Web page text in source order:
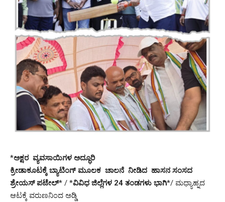
*ಅಕ್ಷರ ವ್ಯವಸಾಯಿಗಳ ಅದ್ಧೂರಿ
ಕ್ರೀಡಾಕೂಟಕ್ಕೆ ಬ್ಯಾಟಿಂಗ್ ಮೂಲಕ ಚಾಲನೆ ನೀಡಿದ ಹಾಸನ ಸಂಸದ
ಶ್ರೇಯಸ್ ಪಟೇಲ್* / *ವಿವಿಧ ಜಿಲ್ಲೆಗಳ 24 ತಂಡಗಳು ಭಾಗಿ*/ ಮಧ್ಯಾಹ್ನದ
ಆಟಕ್ಕೆ ವರುಣನಿಂದ ಅಡ್ಡಿ